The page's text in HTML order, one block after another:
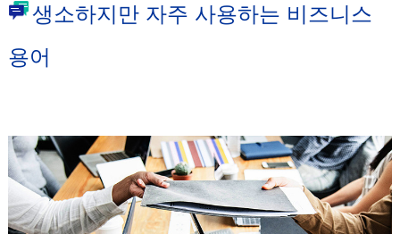
생소하지만 자주 사용하는 비즈니스
용어